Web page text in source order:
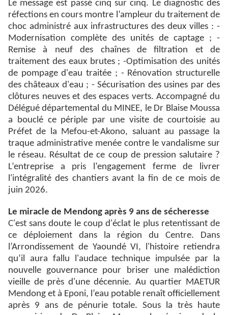
Le message est passé cinq sur cinq. Le diagnostic des
réfections en cours montre l’ampleur du traitement de
choc administré aux infrastructures des deux villes : -
Modernisation complète des unités de captage ; -
Remise à neuf des chaînes de filtration et de
traitement des eaux brutes ; -Optimisation des unités
de pompage d'eau traitée ; - Rénovation structurelle
des châteaux d'eau ; - Sécurisation des usines par des
clôtures neuves et des espaces verts. Accompagné du
Délégué départemental du MINEE, le Dr Blaise Moussa
a bouclé ce périple par une visite de courtoisie au
Préfet de la Mefou-et-Akono, saluant au passage la
traque administrative menée contre le vandalisme sur
le réseau. Résultat de ce coup de pression salutaire ?
L’entreprise a pris l’engagement ferme de livrer
l'intégralité des chantiers avant la fin de ce mois de
juin 2026.
Le miracle de Mendong après 9 ans de sécheresse
C'est sans doute le coup d'éclat le plus retentissant de
ce déploiement dans la région du Centre. Dans
l’Arrondissement de Yaoundé VI, l'histoire retiendra
qu’il aura fallu l'audace technique impulsée par la
nouvelle gouvernance pour briser une malédiction
vieille de près d'une décennie. Au quartier MAETUR
Mendong et à Eponi, l’eau potable renaît officiellement
après 9 ans de pénurie totale. Sous la très haute